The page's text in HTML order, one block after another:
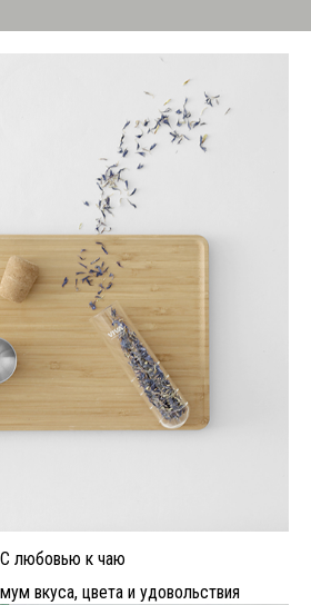
С любовью к чаю
вкуса, цвета и удовольствия